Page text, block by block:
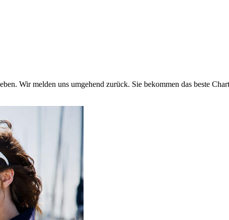
Wir melden uns umgehend zurück. Sie bekommen das beste